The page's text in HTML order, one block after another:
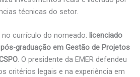
técnicas do setor.
currículo do nomeado: licenciado
pós-graduação em Gestão de Projetos
. O presidente da EMER defendeu
critérios legais e na experiência em